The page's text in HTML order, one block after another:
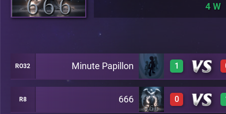
4
RO32 Minute Papillon 1
1 A18
R8 666 0